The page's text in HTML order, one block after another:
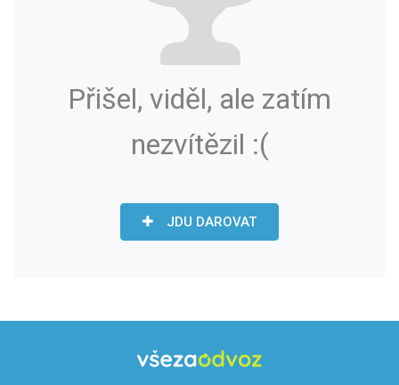
Přišel, viděl, ale zatím
nezvítězil :(
JDU DAROVAT